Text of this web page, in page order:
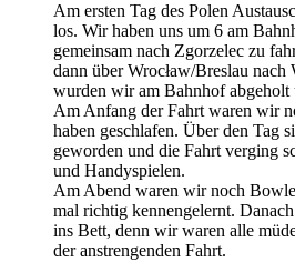
Am ersten Tag des Polen
los. Wir haben uns um 6 am
gemeinsam nach Zgorzelec zu
dann über Wrocław/Breslau nach
wurden wir am Bahnhof
Am Anfang der Fahrt waren wir
haben geschlafen. Über den Tag
geworden und die Fahrt verging
und Handyspielen.
Am Abend waren wir noch
mal richtig kennengelernt.
ins Bett, denn wir waren alle
der anstrengenden Fahrt.